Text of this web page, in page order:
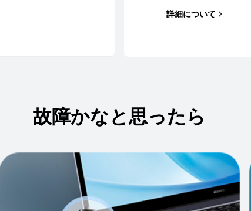
詳細について
故障かなと思ったら